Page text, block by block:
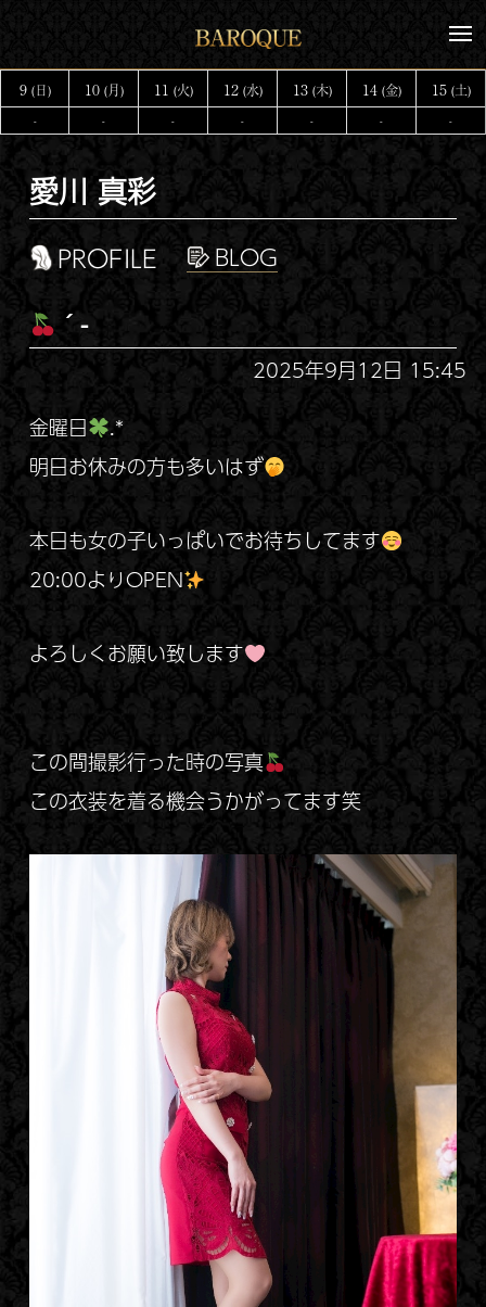
テ
ン
ツ
メ
ュ
ー
9 (日) 10 (月) 11 (火) 12 (水) 13 (木) 14 (金) 15 (土)
- - - - - - -
愛川 真彩
PROFILE
´-
2025年9月12日 15:45
金曜日
.*
明日お休みの方も多いはず
本日も女の子いっぱいでお待ちしてます
20:00よりOPEN
よろしくお願い致します
この間撮影行った時の写真
この衣装を着る機会うかがってます笑